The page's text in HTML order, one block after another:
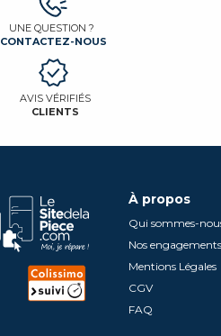
UNE QUESTION ?
CONTACTEZ-NOUS
AVIS VÉRIFIÉS
CLIENTS
À propos
Qui sommes-
Nos engagements
Mentions Légales
CGV
FAQ